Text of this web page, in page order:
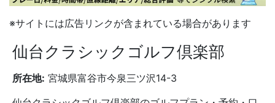
※サイトには広告リンクが含まれている場合があります
仙台クラシックゴルフ倶楽部
所在地: 宮城県富谷市今泉三ツ沢14-3